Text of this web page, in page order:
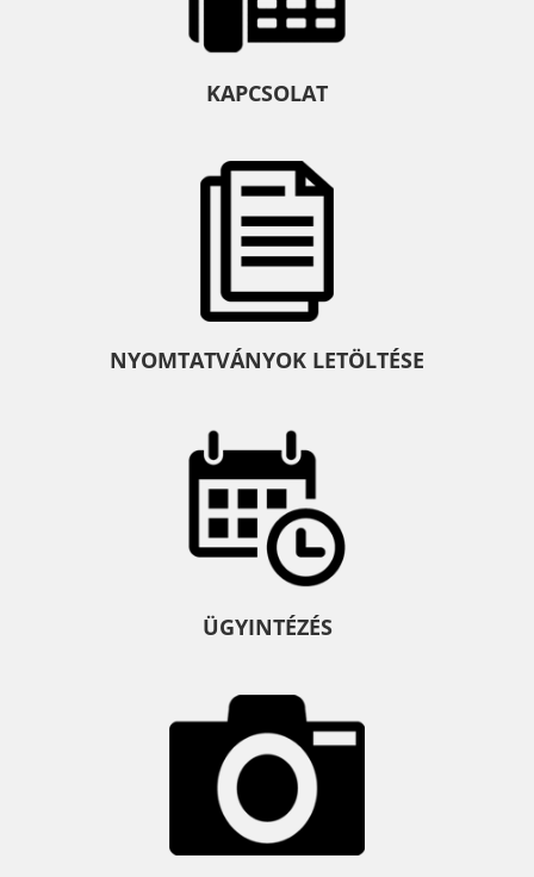
KAPCSOLAT
NYOMTATVÁNYOK LETÖLTÉSE
ÜGYINTÉZÉS